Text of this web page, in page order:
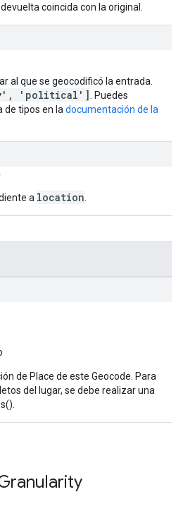
coincida con la original.
al que se geocodificó la entrada.
'political']
. Puedes
de tipos en la documentación de la
a location
de Place de este Geocode. Para
del lugar, se debe realizar una